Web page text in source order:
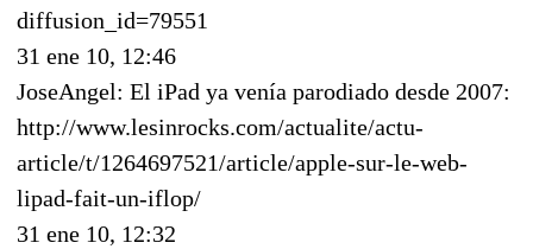
diffusion_id=79551
31 ene 10, 12:46
JoseAngel: El iPad ya venía parodiado desde 2007:
http://www.lesinrocks.com/actualite/actu-
article/t/1264697521/article/apple-sur-le-web-
lipad-fait-un-iflop/
31 ene 10, 12:32